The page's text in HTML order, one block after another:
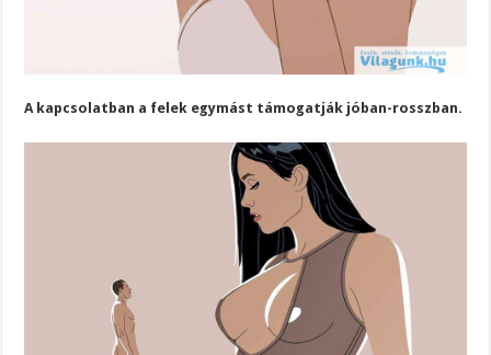
A kapcsolatban a felek egymást támogatják jóban-rosszban.